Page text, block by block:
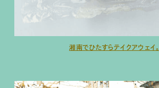
湘南でひたすらテイクアウェイ。